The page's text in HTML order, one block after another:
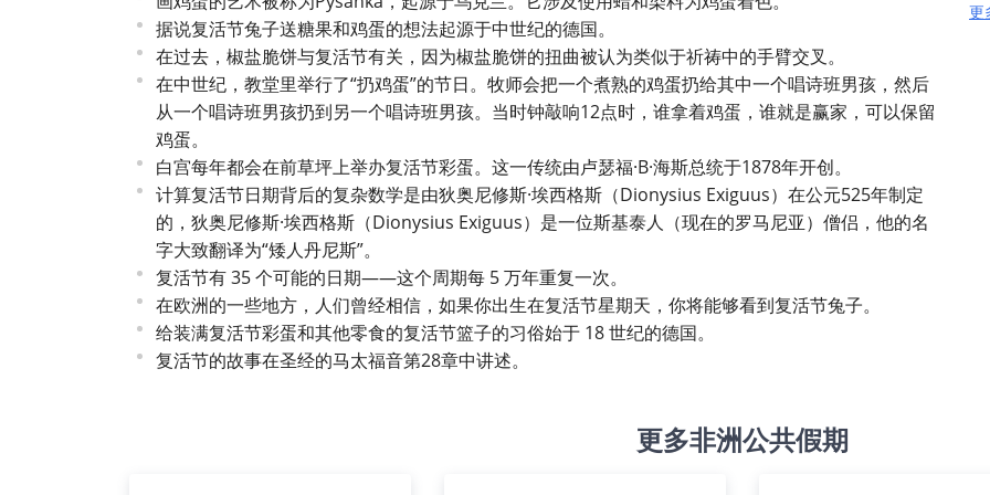
据说复活节兔子送糖果和鸡蛋的想法起源于中世纪的德国。
在过去，椒盐脆饼与复活节有关，因为椒盐脆饼的扭曲被认为类似于祈祷中的手臂交叉。
在中世纪，教堂里举行了“扔鸡蛋”的节日。牧师会把一个煮熟的鸡蛋扔给其中一个唱诗班男孩，然后
从一个唱诗班男孩扔到另一个唱诗班男孩。当时钟敲响12点时，谁拿着鸡蛋，谁就是赢家，可以保留
鸡蛋。
白宫每年都会在前草坪上举办复活节彩蛋。这一传统由卢瑟福·B·海斯总统于1878年开创。
计算复活节日期背后的复杂数学是由狄奥尼修斯·埃西格斯（Dionysius Exiguus）在公元525年制定
的，狄奥尼修斯·埃西格斯（Dionysius Exiguus）是一位斯基泰人（现在的罗马尼亚）僧侣，他的名
字大致翻译为“矮人丹尼斯”。
复活节有 35 个可能的日期——这个周期每 5 万年重复一次。
在欧洲的一些地方，人们曾经相信，如果你出生在复活节星期天，你将能够看到复活节兔子。
给装满复活节彩蛋和其他零食的复活节篮子的习俗始于 18 世纪的德国。
复活节的故事在圣经的马太福音第28章中讲述。
更
更多非洲公共假期